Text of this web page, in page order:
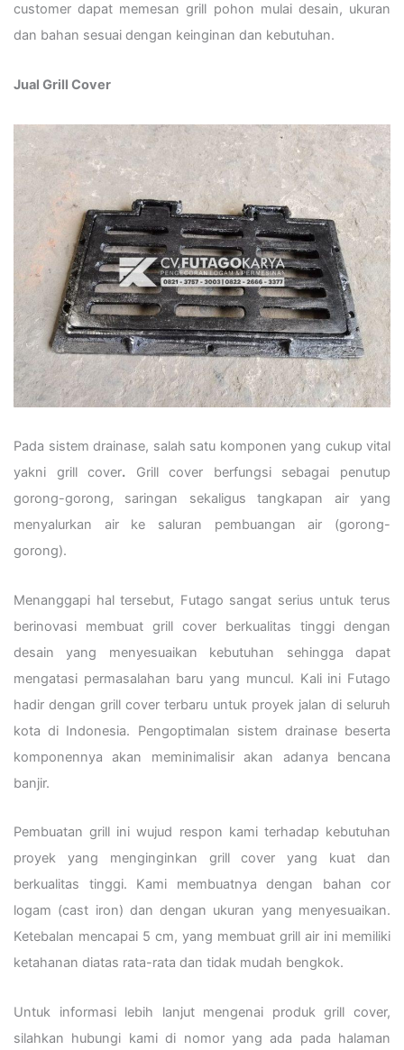
customer dapat memesan grill pohon mulai desain, ukuran
dan bahan sesuai dengan keinginan dan kebutuhan.
Jual Grill Cover
Pada sistem drainase, salah satu komponen yang cukup vital
yakni grill cover. Grill cover berfungsi sebagai penutup
gorong-gorong, saringan sekaligus tangkapan air yang
menyalurkan air ke saluran pembuangan air (gorong-
gorong).
Menanggapi hal tersebut, Futago sangat serius untuk terus
berinovasi membuat grill cover berkualitas tinggi dengan
desain yang menyesuaikan kebutuhan sehingga dapat
mengatasi permasalahan baru yang muncul. Kali ini Futago
hadir dengan grill cover terbaru untuk proyek jalan di seluruh
kota di Indonesia. Pengoptimalan sistem drainase beserta
komponennya akan meminimalisir akan adanya bencana
banjir.
Pembuatan grill ini wujud respon kami terhadap kebutuhan
proyek yang menginginkan grill cover yang kuat dan
berkualitas tinggi. Kami membuatnya dengan bahan cor
logam (cast iron) dan dengan ukuran yang menyesuaikan.
Ketebalan mencapai 5 cm, yang membuat grill air ini memiliki
ketahanan diatas rata-rata dan tidak mudah bengkok.
Untuk informasi lebih lanjut mengenai produk grill cover,
silahkan hubungi kami di nomor yang ada pada halaman